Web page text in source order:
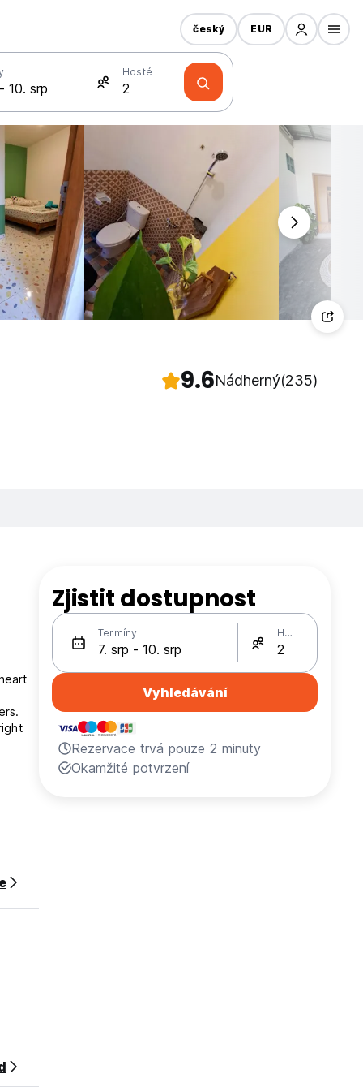
Hosté
český EUR
9.6Nádherný(235)
Zjistit dostupnost
Termíny Hosté
Vyhledávání
Rezervace trvá pouze 2 minuty
Okamžité potvrzení